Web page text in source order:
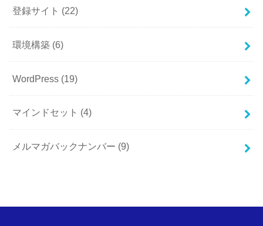
登録サイト (22)
環境構築 (6)
WordPress (19)
マインドセット (4)
メルマガバックナンバー (9)